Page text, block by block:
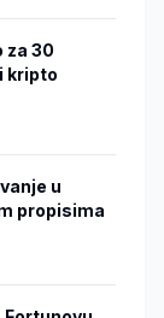
za 30
kripto
u
propisima